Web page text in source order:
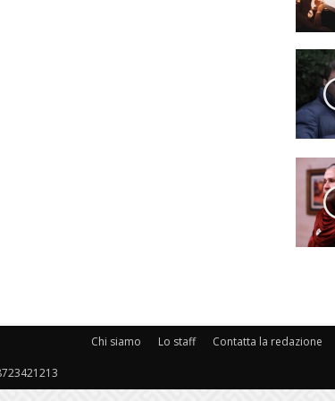
Chi siamo Lo staff Contatta la redazione